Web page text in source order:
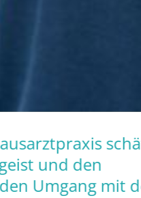
«Als mediX-
eines
über 900